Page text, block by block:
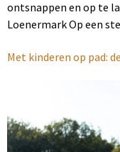
ontsnappen en op te
Loenermark Op een
Met kinderen op pad: